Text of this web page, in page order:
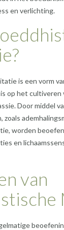
en verlichting.
is een vorm
op het cultiveren
Door middel
worden
en
van